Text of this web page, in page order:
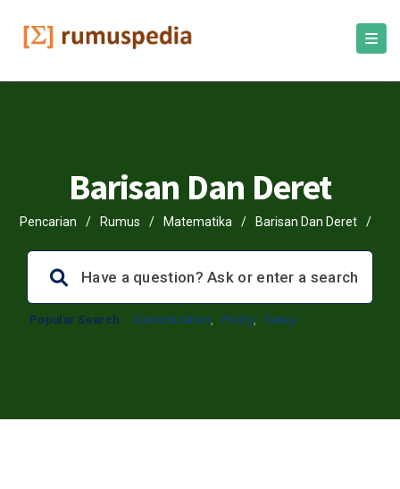
Barisan Dan Deret
Pencarian / Rumus / Matematika / Barisan Dan Deret /
Popular Search: Customization, Policy, Setup